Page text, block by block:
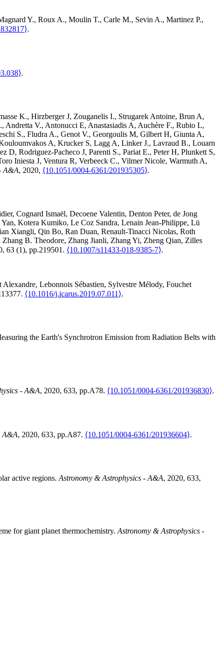
Y., Roux A., Moulin T., Carle M., Sevin A., Martinez P.,
.
.
K., Hirzberger J, Zouganelis I., Strugarek Antoine, Brun A,
, Andretta V., Antonucci E, Anastasiadis A, Auchère F., Rubio L,
S., Fludra A., Genot V., Georgoulis M, Gilbert H, Giunta A,
A, Krucker S, Lagg A, Linker J., Lavraud B., Louarn
D, Rodriguez-Pacheco J, Parenti S., Pariat E., Peter H, Plunkett S,
Iniesta J, Ventura R, Verbeeck C., Vilmer Nicole, Warmuth A,
A&A, 2020, ⟨10.1051/0004-6361/201935305⟩.
, Cognard Ismaël, Decoene Valentin, Denton Peter, de Jong
Yan, Kotera Kumiko, Le Coz Sandra, Lenain Jean-Philippe, Lü
Xiangli, Qin Bo, Ran Duan, Renault-Tinacci Nicolas, Roth
Zhang B. Theodore, Zhang Jianli, ZhangYi, Zheng Qian, Zilles
63 (1), pp.219501. ⟨10.1007/s11433-018-9385-7⟩.
Alexandre, Lebonnois Sébastien, Sylvestre Mélody, Fouchet
⟨10.1016/j.icarus.2019.07.011⟩.
the Earth's Synchrotron Emission from Radiation Belts with
- A&A, 2020, 633, pp.A78. ⟨10.1051/0004-6361/201936830⟩.
A&A, 2020, 633, pp.A87. ⟨10.1051/0004-6361/201936604⟩.
active regions. Astronomy & Astrophysics - A&A, 2020, 633,
for giant planet thermochemistry. Astronomy & Astrophysics -